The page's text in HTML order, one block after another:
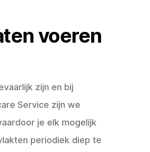
voeren
zijn en bij
Service zijn we
je elk mogelijk
periodiek diep te